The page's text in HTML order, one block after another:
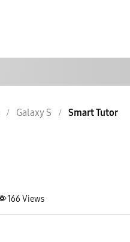
Galaxy S Smart Tutor
166 Views